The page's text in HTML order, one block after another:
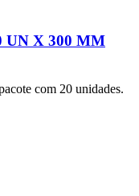
UN X 300 MM
com 20 unidades.